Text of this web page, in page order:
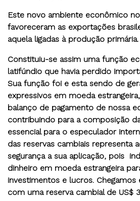
Este novo ambiente econômico
favoreceram as exportações
aquela ligadas à produção primária.
Constituiu-se assim uma função
latifúndio que havia perdido
Sua função foi e esta sendo de
expressivos em moeda
balanço de pagamento de nossa
contribuindo para a composição
essencial para o especulador
das reservas cambiais representa
segurança a sua aplicação, pois
dinheiro em moeda estrangeira
investimentos e lucros. Chegamos
com uma reserva cambial de US$